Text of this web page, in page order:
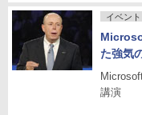
イベント
た強気
講演